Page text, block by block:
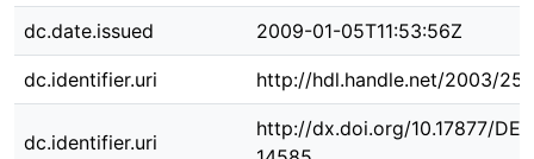
dc.date.issued 2009-01-05T11:53:56Z
dc.identifier.uri http://hdl.handle.net/2003/
dc.identifier.uri
http://dx.doi.org/10.17877/